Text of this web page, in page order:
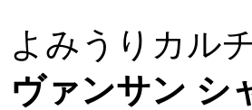
よみうりカル
ヴァンサン シ